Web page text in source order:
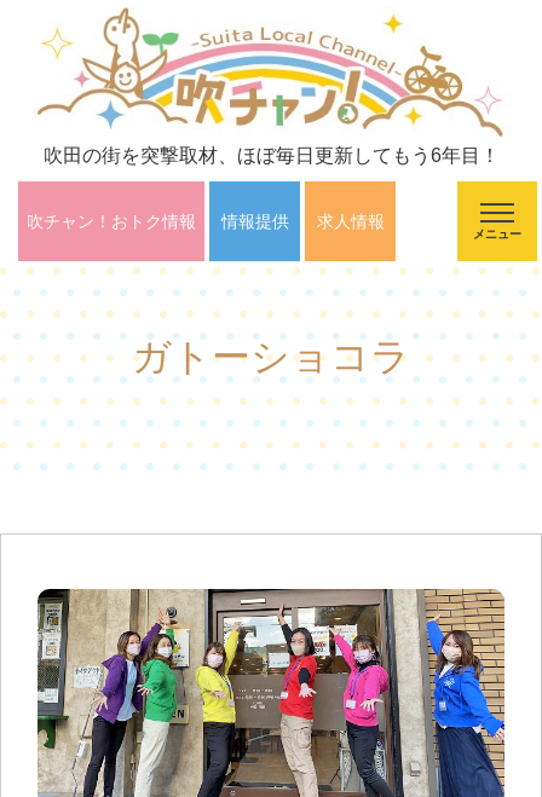
吹田の街を突撃取材、ほぼ毎日更新してもう6年目！
吹チャン！おトク情報 情報提供 求人情報
メニュー
ガトーショコラ